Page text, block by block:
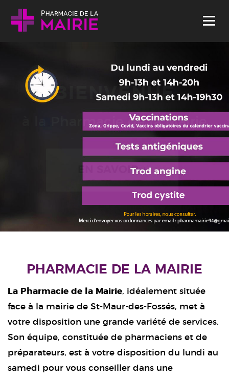
Skip to content
Menu
BIENVENUE
à la Pharmacie de la Mairie
EN SAVOIR +
PHARMACIE DE LA MAIRIE
La Pharmacie de la Mairie, idéalement située
face à la mairie de St-Maur-des-Fossés, met à
votre disposition une grande variété de services.
Son équipe, constituée de pharmaciens et de
préparateurs, est à votre disposition du lundi au
samedi pour vous conseiller dans une